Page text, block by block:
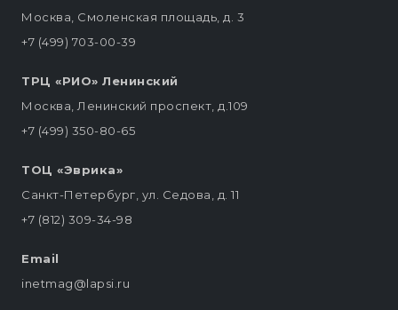
Москва, Смоленская площадь, д. 3
+7 (499) 703-00-39
ТРЦ «РИО» Ленинский
Москва, Ленинский проспект, д.109
+7 (499) 350-80-65
ТОЦ «Эврика»
Санкт-Петербург, ул. Седова, д. 11
+7 (812) 309-34-98
Email
inetmag@lapsi.ru